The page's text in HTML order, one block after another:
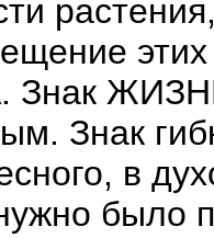
этих
Знак
в
было